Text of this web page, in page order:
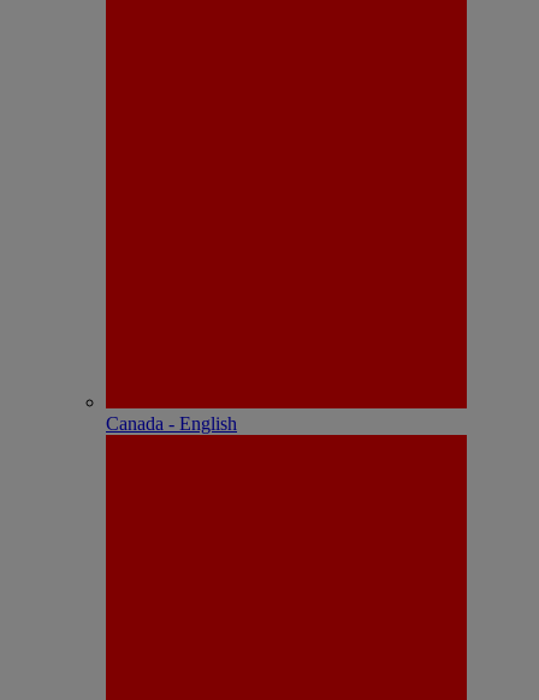
Canada - English